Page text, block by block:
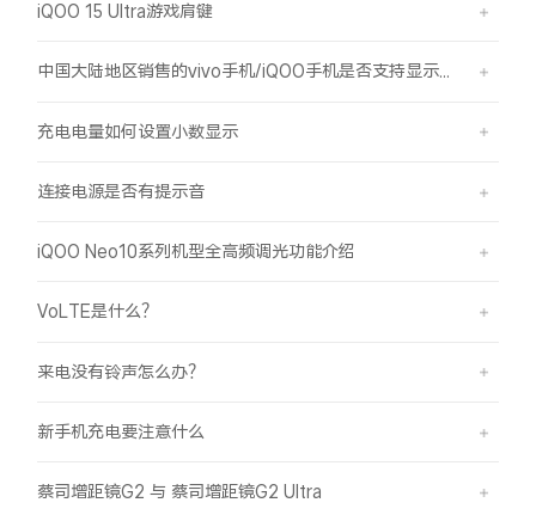
iQOO 15 Ultra游戏肩键
中国大陆地区销售的vivo手机/iQOO手机是否支持显示国外号码的归属地信息？
充电电量如何设置小数显示
连接电源是否有提示音
iQOO Neo10系列机型全高频调光功能介绍
VoLTE是什么？
来电没有铃声怎么办？
新手机充电要注意什么
蔡司增距镜G2 与 蔡司增距镜G2 Ultra